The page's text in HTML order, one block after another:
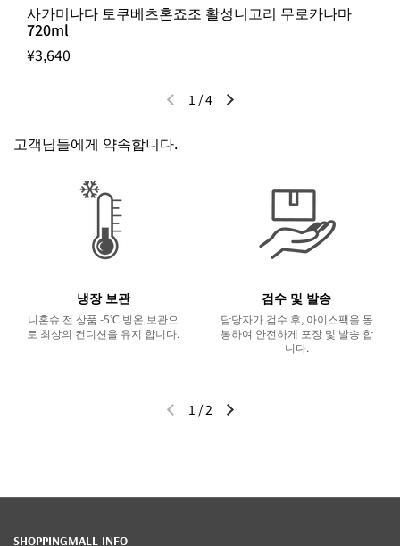
사가미나다 토쿠베츠혼죠조 활성니고리 무로카나마
720ml
¥3,640
이전 슬라이드다음 슬라이드
1 /4
고객님들에게 약속합니다.
냉장 보관
니혼슈 전 상품 -5℃ 빙온 보관으
로 최상의 컨디션을 유지 합니다.
검수 및 발송
담당자가 검수 후, 아이스팩을 동
봉하여 안전하게 포장 및 발송 합
니다.
이전 슬라이드다음 슬라이드
1 /2
SHOPPINGMALL INFO